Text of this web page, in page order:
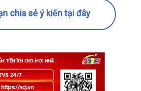
chia sẻ ý kiến tại đây